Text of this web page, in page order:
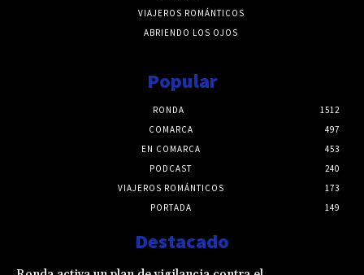
VIAJEROS ROMÁNTICOS
ABRIENDO LOS OJOS
Popular
RONDA
1512
COMARCA
497
EN COMARCA
453
PODCAST
240
VIAJEROS ROMÁNTICOS
173
PORTADA
149
Destacado